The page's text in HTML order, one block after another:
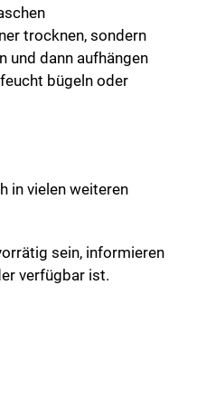
trocknen, sondern
und dann aufhängen
bügeln oder
in vielen weiteren
sein, informieren
verfügbar ist.